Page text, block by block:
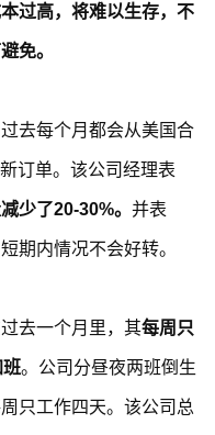
过高，将难以生存，不
免。
去每个月都会从美国合
订单。该公司经理表
少了20-30%。并表
期内情况不会好转。
去一个月里，其每周只
班。公司分昼夜两班倒生
只工作四天。该公司总